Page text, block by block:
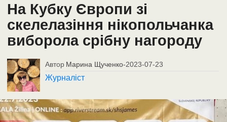
На Кубку Європи зі
скелелазіння нікопольчанка
виборола срібну нагороду
Автор Марина Щученко-2023-07-23
Журналіст